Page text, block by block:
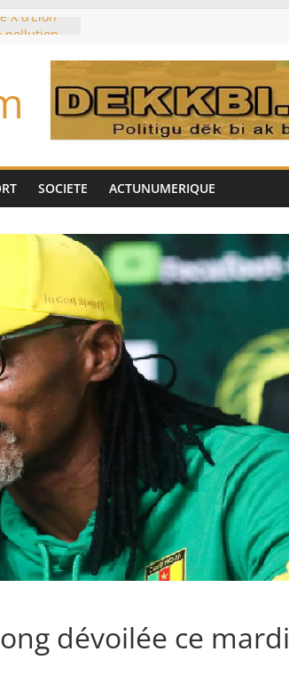
X d’Elon
des
partis
l’eau?
marocain
SOCIETE ACTUNUMERIQUE
dévoilée ce mardi